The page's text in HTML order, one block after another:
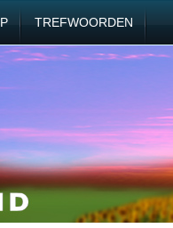
TREFWOORDEN